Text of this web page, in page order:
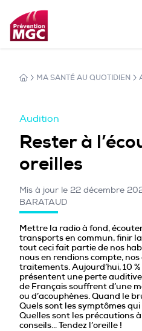
MON
MA SANTÉ AU
PROFESSIONNELS
MA SANTÉ AU QUOTIDIEN
Audition
Rester à
oreilles
Mis à jour le 22 décembre
BARATAUD
Mettre la radio à fond,
transports en commun, finir
tout ceci fait partie de nos
nous en rendions compte,
traitements. Aujourd’hui, 10
présentent une perte
de Français souffrent d’une
ou d’acouphènes. Quand le
Quels sont les symptômes
Quelles sont les précautions
conseils… Tendez l’oreille !